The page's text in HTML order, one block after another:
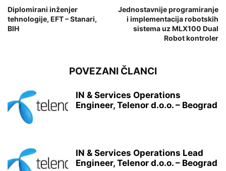
Diplomirani inženjer
tehnologije, EFT – Stanari,
BIH
Jednostavnije programiranje
i implementacija robotskih
sistema uz MLX100 Dual
Robot kontroler
POVEZANI ČLANCI
IN & Services Operations
Engineer, Telenor d.o.o. – Beograd
IN & Services Operations Lead
Engineer, Telenor d.o.o. – Beograd